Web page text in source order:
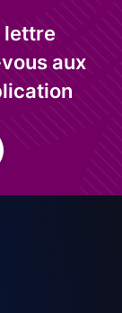
lettre
aux